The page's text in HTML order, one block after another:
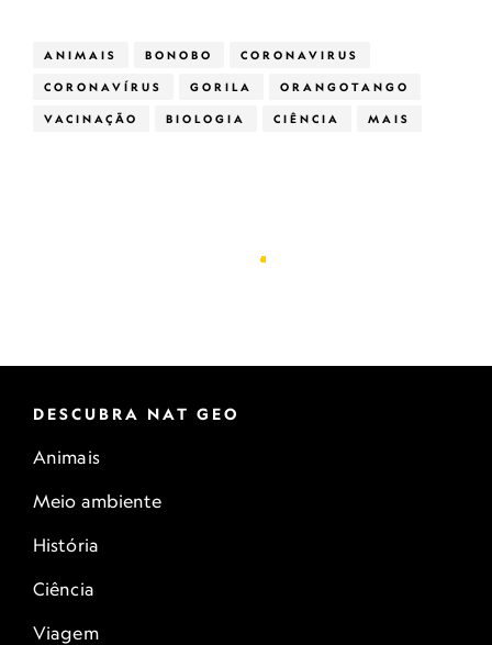
ANIMAIS BONOBO CORONAVIRUS
CORONAVÍRUS GORILA ORANGOTANGO
VACINAÇÃO BIOLOGIA CIÊNCIA MAIS
DESCUBRA NAT GEO
Animais
Meio ambiente
História
Ciência
Viagem